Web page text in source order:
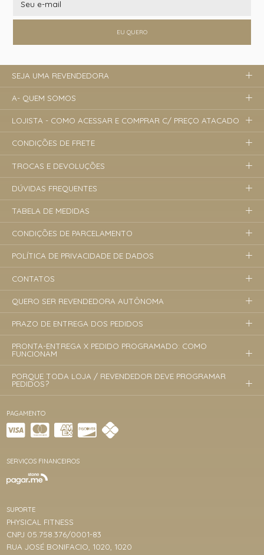
EU QUERO
PAGAMENTO
SERVIÇOS FINANCEIROS
SUPORTE
PHYSICAL FITNESS
CNPJ 05.758.376/0001-83
RUA JOSÉ BONIFACIO, 1020, 1020
SEJA UMA REVENDEDORA
A- QUEM SOMOS
LOJISTA - COMO ACESSAR E COMPRAR C/ PREÇO ATACADO
CONDIÇÕES DE FRETE
TROCAS E DEVOLUÇÕES
DÚVIDAS FREQUENTES
TABELA DE MEDIDAS
CONDIÇÕES DE PARCELAMENTO
POLÍTICA DE PRIVACIDADE DE DADOS
CONTATOS
QUERO SER REVENDEDORA AUTÔNOMA
PRAZO DE ENTREGA DOS PEDIDOS
PRONTA-ENTREGA X PEDIDO PROGRAMADO: COMO
FUNCIONAM
PORQUE TODA LOJA / REVENDEDOR DEVE PROGRAMAR
PEDIDOS?